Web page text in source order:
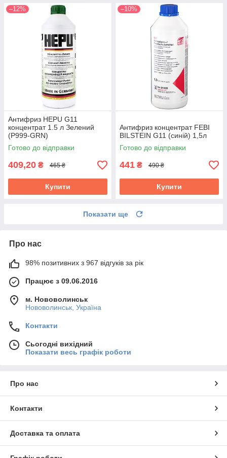
–12%
Антифриз HEPU G11
концентрат 1.5 л Зелений
(P999-GRN)
Готово до відправки
409,20 ₴ 465 ₴
Купити
–10%
Антифриз концентрат FEBI
BILSTEIN G11 (синій) 1,5л
Готово до відправки
441 ₴ 490 ₴
Купити
Показати ще
Про нас
98% позитивних з 967 відгуків за рік
Працює з 09.06.2016
м. Нововолинськ
Нововолинськ, Україна
Контакти
Сьогодні вихідний
Показати весь графік роботи
Про нас
Контакти
Доставка та оплата